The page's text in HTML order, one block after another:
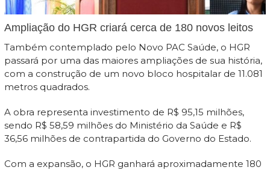
Ampliação do HGR criará cerca de 180 novos leitos
Também contemplado pelo Novo PAC Saúde, o HGR
passará por uma das maiores ampliações de sua história,
com a construção de um novo bloco hospitalar de 11.081
metros quadrados.
A obra representa investimento de R$ 95,15 milhões,
sendo R$ 58,59 milhões do Ministério da Saúde e R$
36,56 milhões de contrapartida do Governo do Estado.
Com a expansão, o HGR ganhará aproximadamente 180